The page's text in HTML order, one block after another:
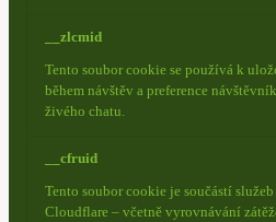
__zlcmid
Tento soubor cookie se používá k
během návštěv a preference
živého chatu.
__cfruid
Tento soubor cookie je součástí
Cloudflare – včetně vyrovnávání